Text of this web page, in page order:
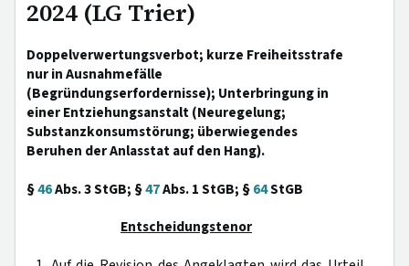
2024 (LG Trier)
Doppelverwertungsverbot; kurze Freiheitsstrafe
nur in Ausnahmefälle
(Begründungserfordernisse); Unterbringung in
einer Entziehungsanstalt (Neuregelung;
Substanzkonsumstörung; überwiegendes
Beruhen der Anlasstat auf den Hang).
§46Abs. 3 StGB; §47Abs. 1 StGB; §64StGB
Entscheidungstenor